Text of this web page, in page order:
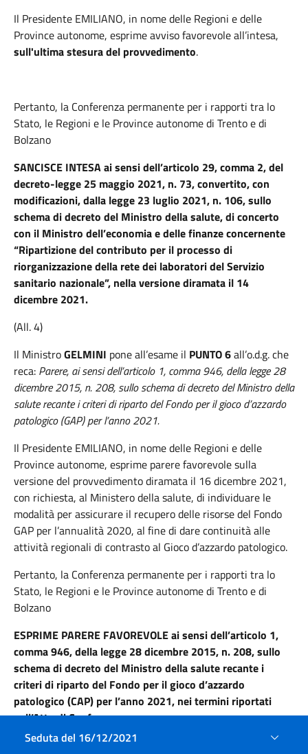
Il Presidente EMILIANO, in nome delle Regioni e delle
Province autonome, esprime avviso favorevole all’intesa,
sull'ultima stesura del provvedimento.
Pertanto, la Conferenza permanente per i rapporti tra lo
Stato, le Regioni e le Province autonome di Trento e di
Bolzano
SANCISCE INTESA ai sensi dell’articolo 29, comma 2, del
decreto-legge 25 maggio 2021, n. 73, convertito, con
modificazioni, dalla legge 23 luglio 2021, n. 106, sullo
schema di decreto del Ministro della salute, di concerto
con il Ministro dell’economia e delle finanze concernente
“Ripartizione del contributo per il processo di
riorganizzazione della rete dei laboratori del Servizio
sanitario nazionale”, nella versione diramata il 14
dicembre 2021.
(All. 4)
Il MinistroGELMINI pone all’esame il PUNTO 6all’o.d.g. che
reca: Parere, ai sensi dell’articolo 1, comma 946, della legge 28
dicembre 2015, n. 208, sullo schema di decreto del Ministro della
salute recante i criteri di riparto del Fondo per il gioco d’azzardo
patologico (GAP) per l’anno 2021.
Il Presidente EMILIANO, in nome delle Regioni e delle
Province autonome, esprime parere favorevole sulla
versione del provvedimento diramata il 16 dicembre 2021,
con richiesta, al Ministero della salute, di individuare le
modalità per assicurare il recupero delle risorse del Fondo
GAP per l’annualità 2020, al fine di dare continuità alle
attività regionali di contrasto al Gioco d’azzardo patologico.
Pertanto, la Conferenza permanente per i rapporti tra lo
Stato, le Regioni e le Province autonome di Trento e di
Bolzano
ESPRIME PARERE FAVOREVOLE ai sensi dell’articolo 1,
comma 946, della legge 28 dicembre 2015, n. 208, sullo
schema di decreto del Ministro della salute recante i
criteri di riparto del Fondo per il gioco d’azzardo
patologico (CAP) per l’anno 2021, nei termini riportati
nell’Atto di Conferenza.
(All. 5)
Seduta del 16/12/2021